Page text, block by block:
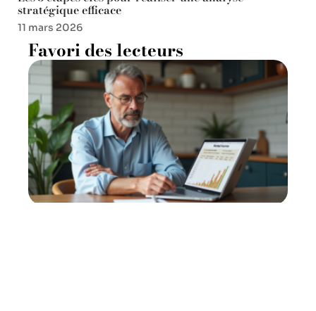
stratégique efficace
11 mars 2026
Favori des lecteurs